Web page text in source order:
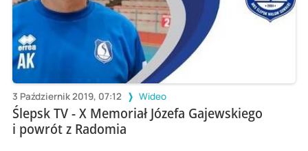
3 Październik 2019, 07:12 Wideo
Ślepsk TV - X Memoriał Józefa Gajewskiego
i powrót z Radomia